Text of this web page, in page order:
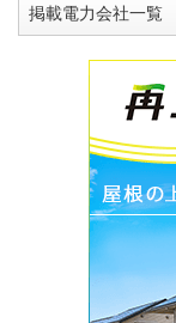
掲載電力会社一覧